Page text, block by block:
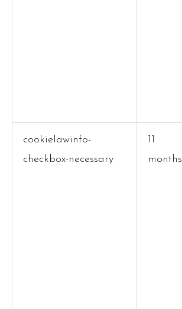
cookielawinfo-
checkbox-necessary
11
months